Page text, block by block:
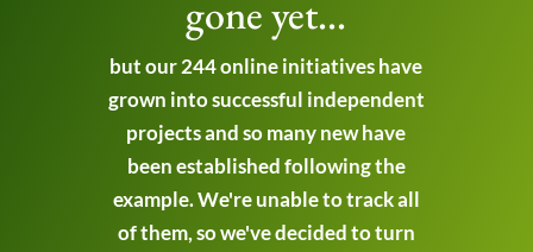
gone yet...
but our 244 online initiatives have
grown into successful independent
projects and so many new have
been established following the
example. We're unable to track all
of them, so we've decided to turn